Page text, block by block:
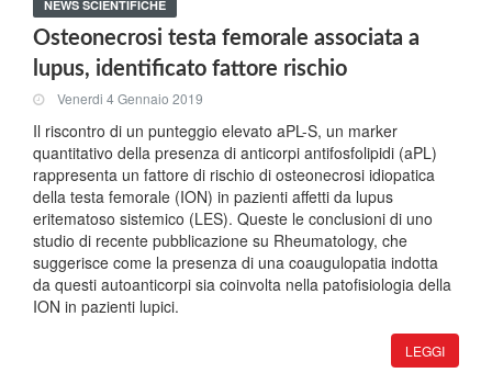
NEWS SCIENTIFICHE
Osteonecrosi testa femorale associata a
lupus, identificato fattore rischio
Venerdi 4 Gennaio 2019
Il riscontro di un punteggio elevato aPL-S, un marker
quantitativo della presenza di anticorpi antifosfolipidi (aPL)
rappresenta un fattore di rischio di osteonecrosi idiopatica
della testa femorale (ION) in pazienti affetti da lupus
eritematoso sistemico (LES). Queste le conclusioni di uno
studio di recente pubblicazione su Rheumatology, che
suggerisce come la presenza di una coaugulopatia indotta
da questi autoanticorpi sia coinvolta nella patofisiologia della
ION in pazienti lupici.
LEGGI